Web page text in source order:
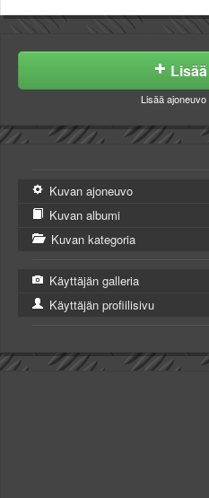
Lisää ajoneuvo
Kuvan ajoneuvo
Kuvan albumi
Kuvan kategoria
Käyttäjän galleria
Käyttäjän profiilisivu